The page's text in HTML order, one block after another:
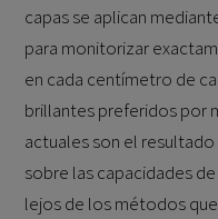
capas se aplican
para monitorizar
en cada centímetro de
brillantes preferidos por
actuales son el
sobre las capacidades
lejos de los métodos